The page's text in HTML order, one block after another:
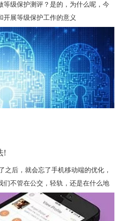
级保护测评？是的，为什么呢，今
开展等级保护工作的意义
!
之后，就会忘了手机移动端的优化，
不管在公交，轻轨，还是在什么地
基本上都在看什么呢?聊微信，聊
用户级数是非常庞大的，假如你..